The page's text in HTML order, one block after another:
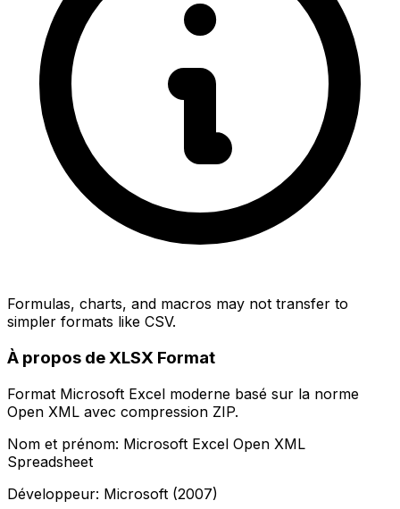
Formulas, charts, and macros may not transfer to
simpler formats like CSV.
À propos de XLSX Format
Format Microsoft Excel moderne basé sur la norme
Open XML avec compression ZIP.
Nom et prénom: Microsoft Excel Open XML
Spreadsheet
Développeur: Microsoft (2007)